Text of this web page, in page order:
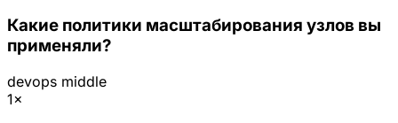
Какие политики масштабирования узлов вы
применяли?
devops middle
1×